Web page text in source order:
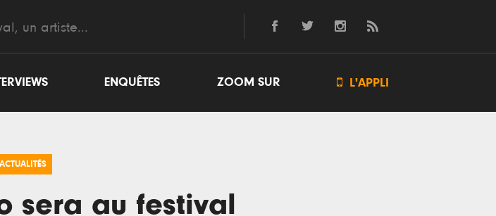
ENQUÊTES ZOOM SUR  L'APPLI
ACTUALITÉS
sera au festival